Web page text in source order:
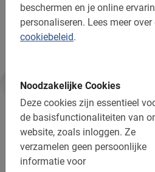
beschermen en je online
personaliseren. Lees meer over
cookiebeleid.
Noodzakelijke Cookies
Deze cookies zijn essentieel
de basisfunctionaliteiten van
website, zoals inloggen. Ze
verzamelen geen persoonlijke
informatie voor
Met de fietstour door Praag ben
uitstekende stad van je
Informatie
Belangrijk om te weten:
Reserveren is verplicht